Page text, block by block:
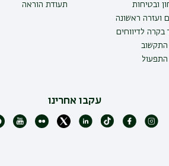
ובטיחות
ועזרה ראשונה
בקרה לדיווחים
תעודת הוראה
עקבו אחרינו